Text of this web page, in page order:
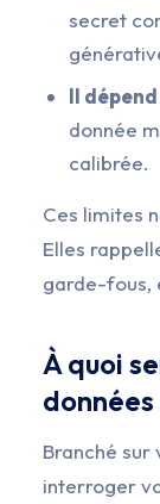
secret
Il
donnée
calibrée.
Ces limites
Elles
garde-fous,
À quoi
Branché sur
interroger